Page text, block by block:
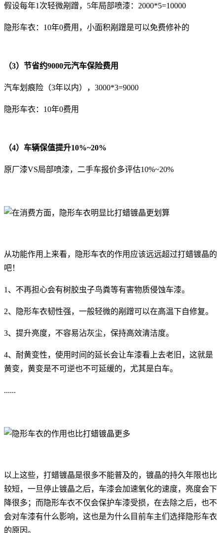
假设每年1次轻微剐蹭，5年局部喷漆：2000*5=10000
隐形车衣：10年0费用，小面积剐蹭是可以免费修补的
（3）节省约9000元汽车保险费用
汽车划痕险（3年以内），3000*3=9000
隐形车衣：10年0费用
（4）车辆保值提升10%~20%
原厂漆VS局部喷漆，二手车报价多评估10%~20%
从功能作用上来看，隐形车衣的作用应该远远超过打蜡镀晶的
吧！
1、不再担心会有树胶虫子鸟粪等有害物质侵蚀车漆。
2、隐形车衣韧性强，一般轻微的剐蹭可以在高温下自修复。
3、提升亮度，不容易沾灰尘，保持高效清洁度。
4、耐黄变性，使用时间的延长会让车漆看上去老旧，这就是
黄变，黄变是不可逆也不可延缓的，尤其是白车。
......
以上这些，打蜡镀晶是很多不能普及的，镀晶的持久年限也比
较短，一旦停止镀晶之后，车漆会加速氧化的速度，亮度会下
降很多；而隐形车衣不仅会保护车漆受损，在去除之后，也不
会对车漆有什么影响，这也是为什么目前车主们选择隐形车衣
的原因。